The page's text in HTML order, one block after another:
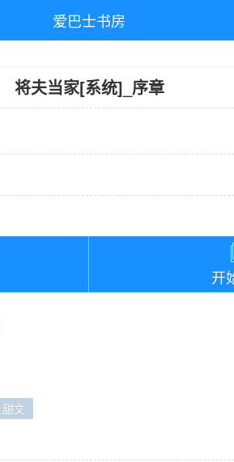
爱巴士书房
将夫当家[系统] 序章
开
甜文